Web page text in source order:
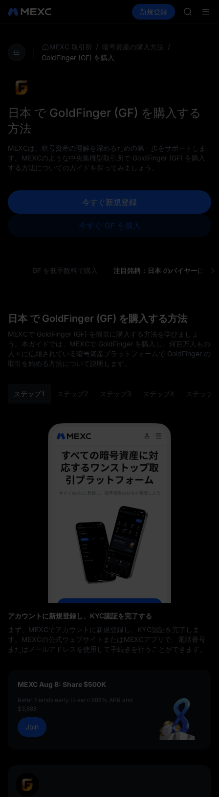
現物 先物取引 SPCX
新規登録
TST
MEXC 取引所 / 暗号資産の購入方法 /
GoldFinger (GF) を購入
日本 で GoldFinger (GF) を購入する
方法
MEXCは、暗号資産の理解を深めるための第一歩をサポートしま
す。MEXCのような中央集権型取引所で GoldFinger (GF) を購入
する方法についてのガイドを探ってみましょう。
今すぐ新規登録
今すぐ GF を購入
GF を低手数料で購入
日本 で GoldFinger (GF) を購入する方法
MEXCで GoldFinger (GF) を簡単に購入する方法を学びましょ
う。本ガイドでは、MEXCで GoldFinger を購入し、何百万人もの
人々に信頼されている暗号資産プラットフォームで GoldFinger の
取引を始める方法について説明します。
ステップ1 ステップ2 ステップ3 ステップ4 ステップ5
アカウントに新規登録し、KYC認証を完了する
まず、MEXCでアカウントに新規登録し、KYC認証を完了しま
す。MEXCの公式ウェブサイトまたはMEXCアプリで、電話番号
またはメールアドレスを使用して手続きを行うことができます。
MEXC Aug 8: Share $500K
Refer friends early to earn 888% APR and
$3,888
Join